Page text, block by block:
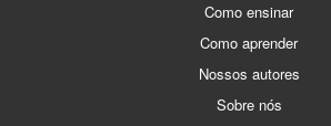
Como ensinar
Como aprender
Nossos autores
Sobre nós